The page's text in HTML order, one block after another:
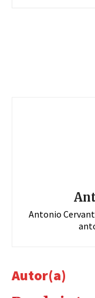
Antonio
Autor(a)